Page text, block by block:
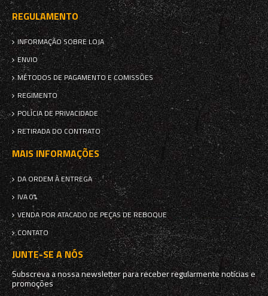
REGULAMENTO
INFORMAÇÃO SOBRE LOJA
ENVIO
MÉTODOS DE PAGAMENTO E COMISSÕES
REGIMENTO
POLÍCIA DE PRIVACIDADE
RETIRADA DO CONTRATO
MAIS INFORMAÇÕES
DA ORDEM À ENTREGA
IVA 0%
VENDA POR ATACADO DE PEÇAS DE REBOQUE
CONTATO
JUNTE-SE A NÓS
Subscreva a nossa newsletter para receber regularmente notícias e
promoções